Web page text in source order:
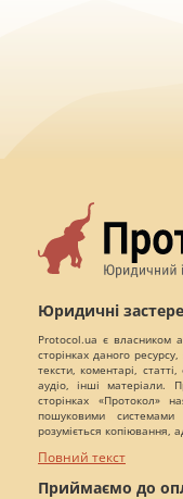
Юридичні
Protocol.ua є власником
сторінках даного
тексти, коментарі,
аудіо, інші матеріали.
сторінках «Протокол»
пошуковими
розуміється копіювання,
Повний текст
Приймаємо до